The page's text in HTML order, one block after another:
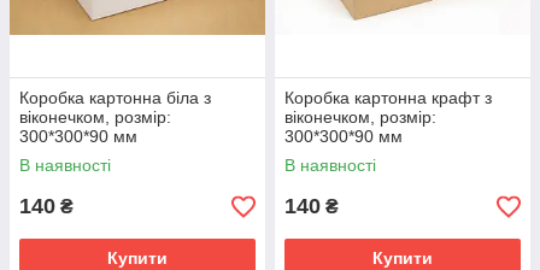
Коробка картонна біла з
віконечком, розмір:
300*300*90 мм
В наявності
140 ₴
Купити
Коробка картонна крафт з
віконечком, розмір:
300*300*90 мм
В наявності
140 ₴
Купити